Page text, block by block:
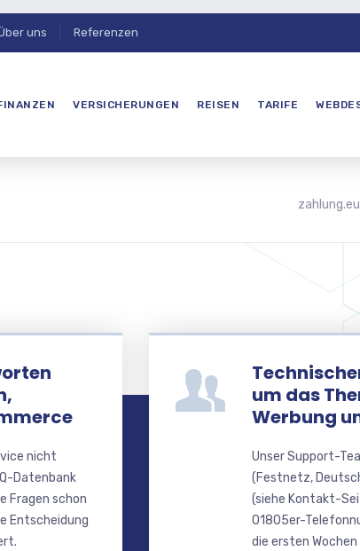
uns Referenzen
VERSICHERUNGEN REISEN TARIFE
nicht
Datenbank
Fragen schon
Entscheidung
um das
Werbung
Unser Support-
(Festnetz,
(siehe Kontakt-
01805er-
die ersten